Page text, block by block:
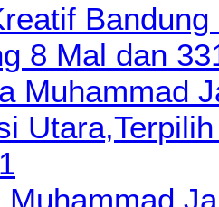
8 Mal dan
Muhammad